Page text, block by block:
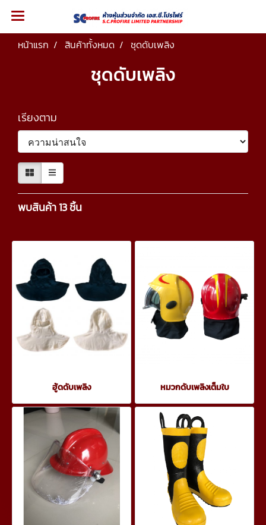
หน้าแรก สินค้าทั้งหมด ชุดดับเพลิง
ชุดดับเพลิง
เรียงตาม
พบสินค้า 13 ชิ้น
ฮู้ดดับเพลิง หมวกดับเพลิงเต็มใบ